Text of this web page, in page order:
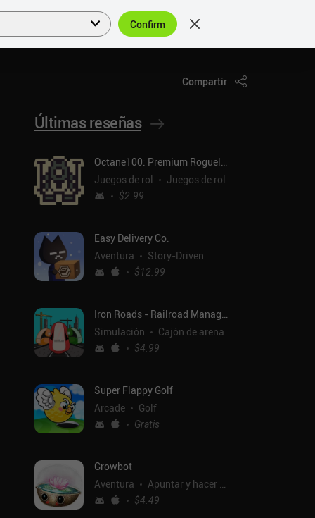
ES
Compartir
Últimas reseñas
Octane100: Premium Roguelike
Juegos de rol
Juegos de rol
$2.99
Easy Delivery Co.
Aventura
Story-Driven
$12.99
Iron Roads - Railroad Manager
Simulación
Cajón de arena
$4.99
Super Flappy Golf
Arcade
Golf
Gratis
Growbot
Aventura
Apuntar y hacer clic
$4.49
Confirm